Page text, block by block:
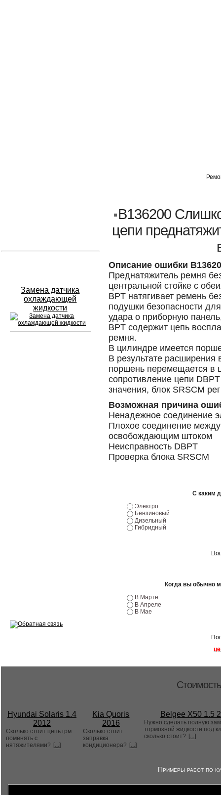
Замена датчика
охлаждающей
жидкости
B136200
цепи
Описание ошибки
Преднатяжитель ремня
центральной стойке с
BPT натягивает ремень
подушки безопасности
удара о приборную
BPT содержит цепь
ремня.
В цилиндре имеется
В результате расширения
поршень перемещается в
сопротивление цепи
значения, блок SRSCM
Возможная причина
Ненадежное соединение
Плохое соединение
освобождающим штоком
Неисправность DBPT
Проверка блока SRSCM
С каким
Электро
Бензиновый
Дизельный
Гибридный
Когда вы обычно
В Марте
В Апреле
В Мае
Hyundai Solaris 1.4
2012
Сколько стоит цепь грм
поменять с
нятяжителями? [...]
Kia Quoris
2016
Сколько стоит
заправка
кондиционера? [...]
Belgee X50 1.5
Нужно сделать полную
тормозной жидкости под
сколько стоит? [...]
Примеры работ по